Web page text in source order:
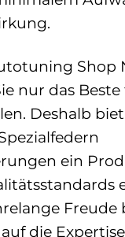
Shop
nur das
Deshalb
ein
Freude
die